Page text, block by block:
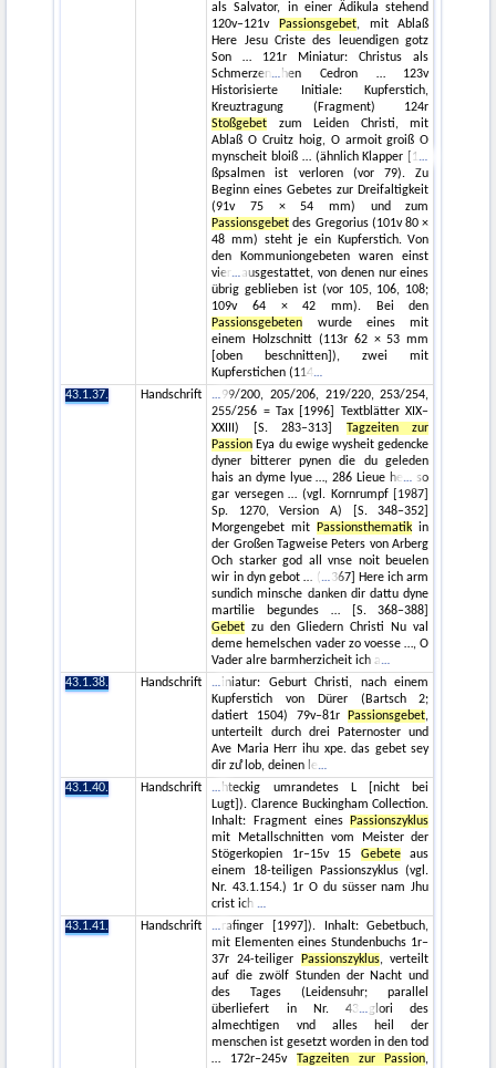
als Salvator, in einer Ädikula stehend
120v–121v
Passionsgebet, mit Ablaß
Here Jesu Criste des leuendigen gotz
Son … 121r Miniatur: Christus als
Schmerzen
hen Cedron … 123v
Historisierte Initiale: Kupferstich,
Kreuztragung (Fragment) 124r
Stoßgebet zum Leiden Christi, mit
Ablaß O Cruitz hoig, O armoit groiß O
mynscheit bloiß … (ähnlich Klapper [1
ßpsalmen ist verloren (vor 79). Zu
Beginn eines Gebetes zur Dreifaltigkeit
(91v 75 × 54 mm) und zum
Passionsgebet des Gregorius (101v 80 ×
48 mm) steht je ein Kupferstich. Von
den Kommuniongebeten waren einst
vier
ausgestattet, von denen nur eines
übrig geblieben ist (vor 105, 106, 108;
109v 64 × 42 mm). Bei den
Passionsgebeten wurde eines mit
einem Holzschnitt (113r 62 × 53 mm
[oben beschnitten]), zwei mit
Kupferstichen (114
43.1.37.
Handschrift
99/200, 205/206, 219/220, 253/254,
255/256 = Tax [1996] Textblätter XIX–
XXIII) [S. 283–313]
Tagzeiten zur
Passion Eya du ewige wysheit gedencke
dyner bitterer pynen die du geleden
hais an dyme lyue …, 286 Lieue he
so
gar versegen … (vgl. Kornrumpf [1987]
Sp. 1270, Version A) [S. 348–352]
Morgengebet mit
Passionsthematik in
der Großen Tagweise Peters von Arberg
Och starker god all vnse noit beuelen
wir in dyn gebot … (
367] Here ich arm
sundich minsche danken dir dattu dyne
martilie begundes … [S. 368–388]
Gebet zu den Gliedern Christi Nu val
deme hemelschen vader zo voesse …, O
Vader alre barmherzicheit ich a
43.1.38.
Handschrift
iniatur: Geburt Christi, nach einem
Kupferstich von Dürer (Bartsch 2;
datiert 1504) 79v–81r
Passionsgebet,
unterteilt durch drei Paternoster und
Ave Maria Herr ihu xpe. das gebet sey
dir zuͦ lob, deinen le
43.1.40.
Handschrift
hteckig umrandetes L [nicht bei
Lugt]). Clarence Buckingham Collection.
Inhalt: Fragment eines
Passionszyklus
mit Metallschnitten vom Meister der
Stögerkopien 1r–15v 15 Gebeteaus
einem 18-teiligen Passionszyklus (vgl.
Nr. 43.1.154.) 1r O du süsser nam Jhu
crist ich
43.1.41.
Handschrift
rafinger [1997]). Inhalt: Gebetbuch,
mit Elementen eines Stundenbuchs 1r–
37r 24-teiliger
Passionszyklus, verteilt
auf die zwölf Stunden der Nacht und
des Tages (Leidensuhr; parallel
überliefert in Nr. 43
glori des
almechtigen vnd alles heil der
menschen ist gesetzt worden in den tod
… 172r–245v
Tagzeiten zur Passion,